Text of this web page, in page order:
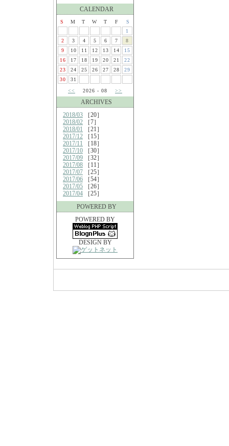
CALENDAR
S M T W T F
S
1
2
3 4 5 6 7
8
9
10 11 12 13 14
15
16
17 18 19 20 21
22
23
24 25 26 27 28
29
30
31
<<
2026 - 08 >>
ARCHIVES
2018/03 ［20］
2018/02 ［7］
2018/01 ［21］
2017/12 ［15］
2017/11 ［18］
2017/10 ［30］
2017/09 ［32］
2017/08 ［11］
2017/07 ［25］
2017/06 ［54］
2017/05 ［26］
2017/04 ［25］
POWERED BY
POWERED BY
DESIGN BY